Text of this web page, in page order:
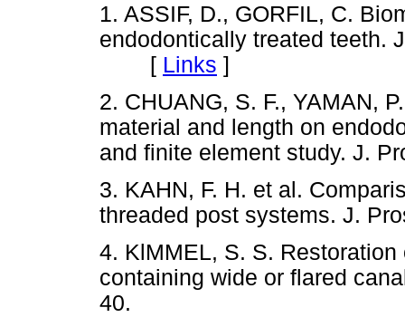
1. ASSIF, D., GORFIL, C.
endodontically treated teeth.
[ Links ]
2. CHUANG, S. F., YAMAN,
material and length on
and finite element study. J.
3. KAHN, F. H. et al.
threaded post systems. J.
4. KlMMEL, S. S.
containing wide or flared
40.